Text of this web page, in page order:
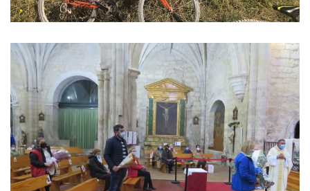
Ver imagen